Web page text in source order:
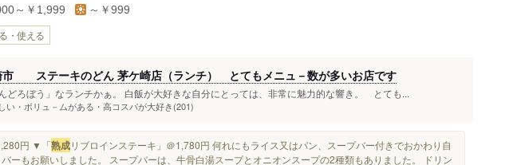
～￥1,999 ～￥999
・使える
市 ステーキのどん 茅ケ崎店（ランチ） とてもメニュ－数が多いお店です
んどろぼう」なランチかぁ。 白飯が大好きな自分にとっては、非常に魅力的な響き。 とても...
い・ボリュ－ムがある・高コスパが大好き(201)
円 ▼「熟成リブロインステーキ」＠1,780円 何れにもライス又はパン、スープバー付きでおかわり自
ーもお願いしました。 スープバーは、牛骨白湯スープとオニオンスープの2種類もありました。 ドリン